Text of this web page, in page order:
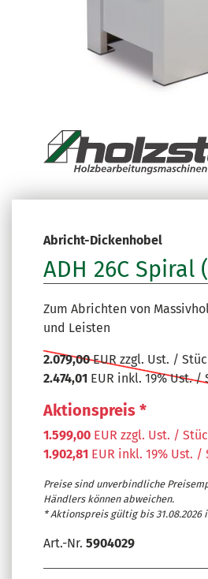
Abricht-Dickenhobel
ADH 26C Spiral
Zum Abrichten von
und Leisten
2.079,00EUR zzgl. Ust. /
2.474,01 EUR inkl. 19% Ust. /
Aktionspreis *
1.599,00 EUR zzgl. Ust. /
1.902,81 EUR inkl. 19% Ust. /
Preise sind unverbindliche
Händlers können abweichen.
* Aktionspreis gültig bis 31.08.2026
Art.-Nr. 5904029